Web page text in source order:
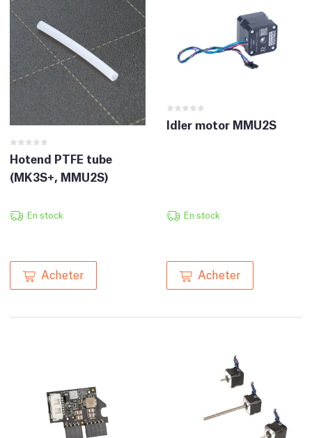
Hotend PTFE tube
(MK3S+, MMU2S)
En stock
Acheter
Idler motor MMU2S
En stock
Acheter